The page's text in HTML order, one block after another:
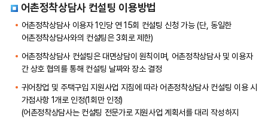
어촌정착상담사 컨설팅 이용방법
어촌정착상담사 이용자 1인당 연 15회 컨설팅 신청 가능 (단, 동일한
어촌정착상담사와의 컨설팅은 3회로 제한)
어촌정착상담사 컨설팅은 대면상담이 원칙이며, 어촌정착상담사 및 이용자
간 상호 협의를 통해 컨설팅 날짜와 장소 결정
귀어창업 및 주택구입 지원사업 지침에 따라 어촌정착상담사 컨설팅 이용 시
가점사항 1개로 인정(1회만 인정)
(어촌정착상담사는 컨설팅 전문가로 지원사업 계획서를 대리 작성하지